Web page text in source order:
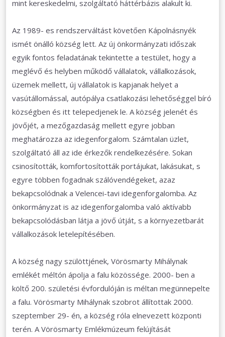
mint kereskedelmi, szolgáltató háttérbázis alakult ki.
Az 1989- es rendszerváltást követően Kápolnásnyék
ismét önálló község lett. Az új önkormányzati időszak
egyik fontos feladatának tekintette a testület, hogy a
meglévő és helyben működő vállalatok, vállalkozások,
üzemek mellett, új vállalatok is kapjanak helyet a
vasútállomással, autópálya csatlakozási lehetőséggel bíró
községben és itt telepedjenek le. A község jelenét és
jövőjét, a mezőgazdaság mellett egyre jobban
meghatározza az idegenforgalom. Számtalan üzlet,
szolgáltató áll az ide érkezők rendelkezésére. Sokan
csinosították, komfortosították portájukat, lakásukat, s
egyre többen fogadnak szálóvendégeket, azaz
bekapcsolódnak a Velencei-tavi idegenforgalomba. Az
önkormányzat is az idegenforgalomba való aktívabb
bekapcsolódásban látja a jövő útját, s a környezetbarát
vállalkozások letelepítésében.
A község nagy szülöttjének, Vörösmarty Mihálynak
emlékét méltón ápolja a falu közössége. 2000- ben a
költő 200. születési évfordulóján is méltan megünnepelte
a falu. Vörösmarty Mihálynak szobrot állítottak 2000.
szeptember 29- én, a község róla elnevezett központi
terén. A Vörösmarty Emlékmúzeum felújítását